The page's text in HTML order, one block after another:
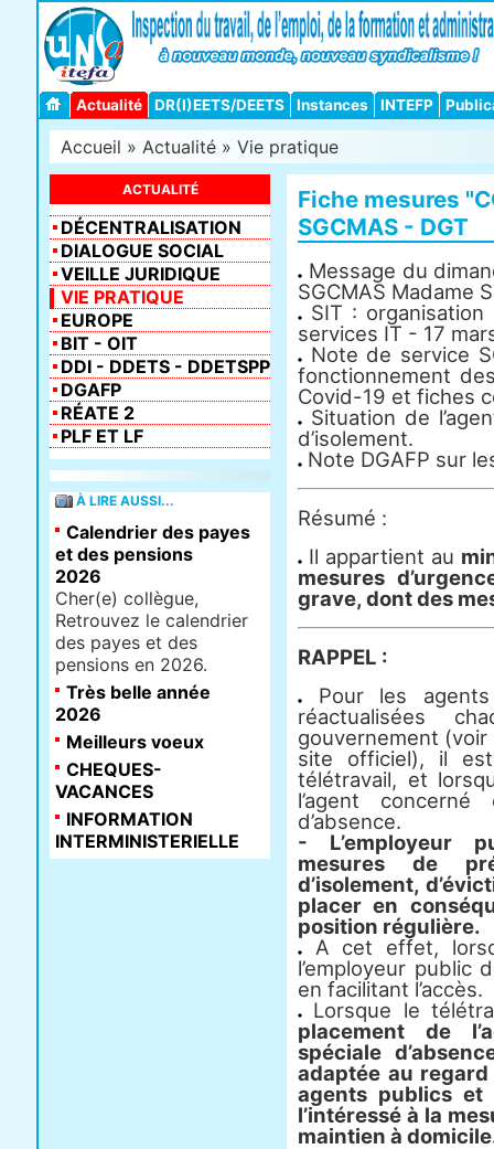
Actualité DR(I)EETS/DEETS Instances INTEFP
Accueil » Actualité » Vie pratique
Fiche mesures
SGCMAS - DGT
Message du
SGCMAS Madame
SIT :
services IT - 17
Note de service
fonctionnement
Covid-19 et fiches
Situation de
d’isolement.
Note DGAFP sur
Résumé :
Il appartient au
mesures
grave, dont des
RAPPEL :
Pour les
réactualisées
gouvernement
site officiel), il
télétravail, et
l’agent concerné
d’absence.
- L’employeur
mesures de
d’isolement,
placer en
position régulière.
A cet effet,
l’employeur public
en facilitant l’accès.
Lorsque le
placement de
spéciale
adaptée au
agents publics et
l’intéressé à la
maintien à
ACTUALITÉ
DÉCENTRALISATION
DIALOGUE SOCIAL
VEILLE JURIDIQUE
VIE PRATIQUE
EUROPE
BIT - OIT
DDI - DDETS - DDETSPP
DGAFP
RÉATE 2
PLF ET LF
À LIRE AUSSI...
Calendrier des payes
et des pensions
2026
Cher(e) collègue,
Retrouvez le calendrier
des payes et des
pensions en 2026.
Très belle année
2026
Meilleurs voeux
CHEQUES-
VACANCES
INFORMATION
INTERMINISTERIELLE